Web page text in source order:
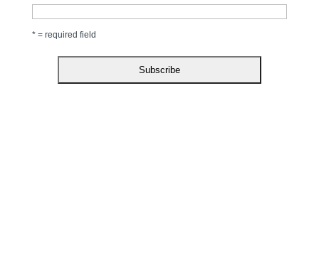
* = required field